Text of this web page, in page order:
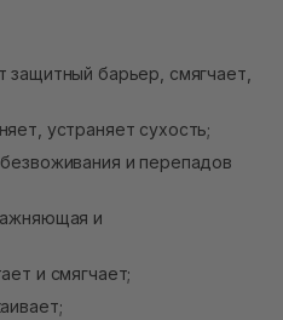
защитный барьер, смягчает,
устраняет сухость;
и перепадов
и
и смягчает;